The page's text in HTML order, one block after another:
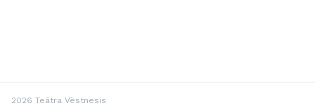
2026 Teātra Vēstnesis